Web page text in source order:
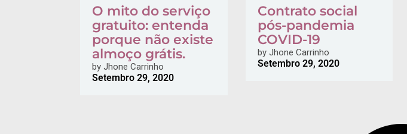
O mito do serviço
gratuito: entenda
porque não existe
almoço grátis.
by Jhone Carrinho
Setembro 29, 2020
Contrato social
pós-pandemia
COVID-19
byJhone Carrinho
Setembro 29, 2020